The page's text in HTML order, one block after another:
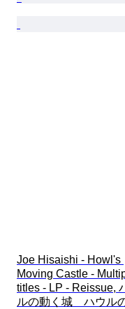
Joe Hisaishi - Howl's
Moving Castle -
titles - LP - Reissue,
ルの動く城　ハウル